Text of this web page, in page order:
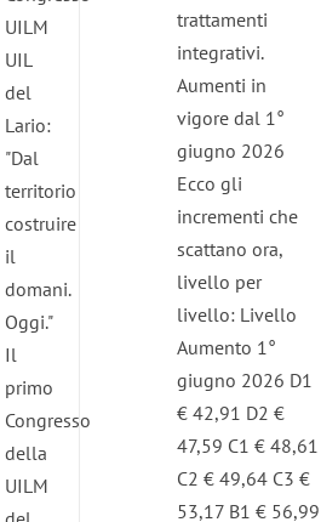
UILM
UIL
del
Lario:
"Dal
territorio
costruire
il
domani.
Oggi."
Il
primo
Congresso
della
UILM
trattamenti
integrativi.
Aumenti in
vigore dal 1°
giugno 2026
Ecco gli
incrementi che
scattano ora,
livello per
livello: Livello
Aumento 1°
giugno 2026 D1
€ 42,91 D2 €
47,59 C1 € 48,61
C2 € 49,64 C3 €
53,17 B1 € 56,99